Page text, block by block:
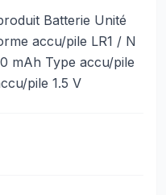
Batterie Unité
accu/pile LR1 / N
mAh Type accu/pile
pile 1.5 V